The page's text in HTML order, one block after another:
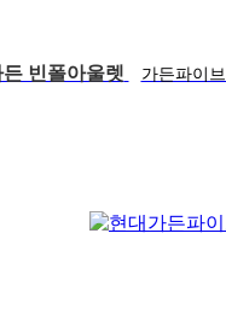
빈폴아울렛 가든파이